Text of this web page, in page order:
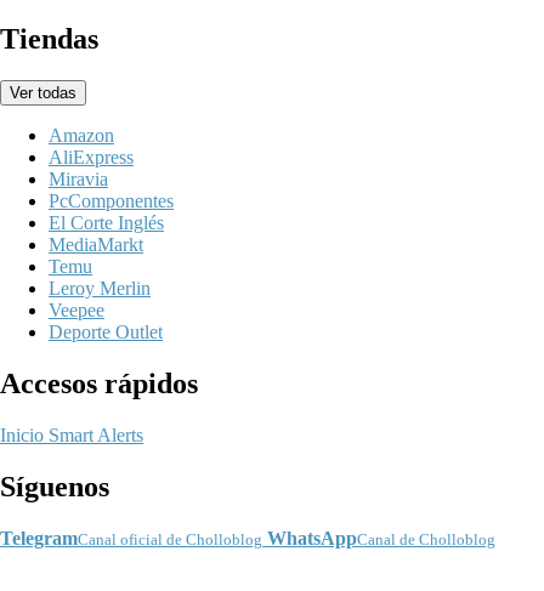
Tiendas
Ver todas
Amazon
AliExpress
Miravia
PcComponentes
El Corte Inglés
MediaMarkt
Temu
Leroy Merlin
Veepee
Deporte Outlet
Accesos rápidos
Inicio Smart Alerts
Síguenos
TelegramCanal oficial de Cholloblog WhatsAppCanal de Cholloblog